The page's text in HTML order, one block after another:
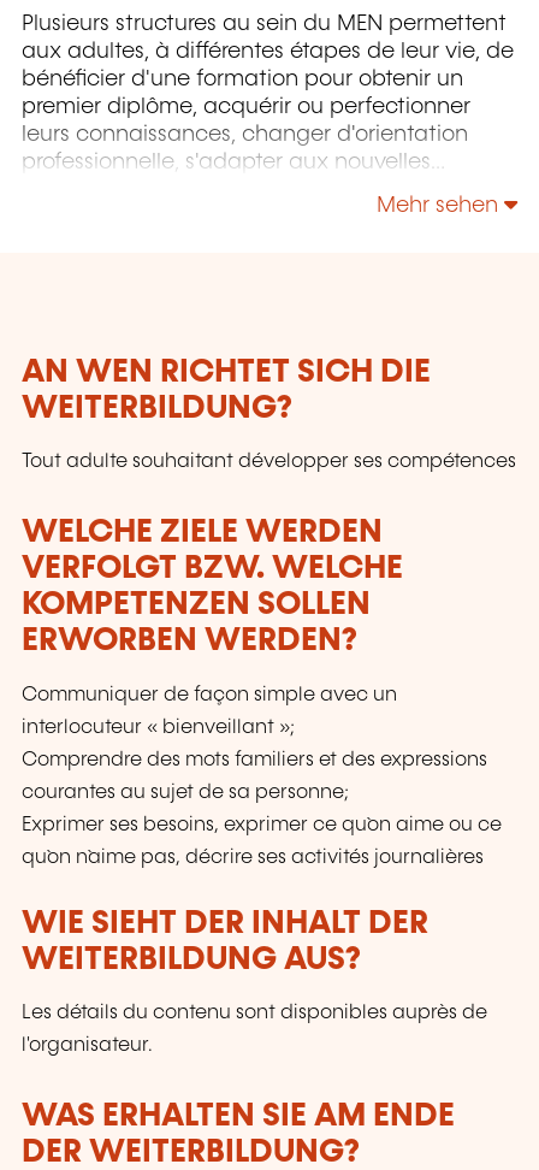
Plusieurs structures au sein du MEN permettent
aux adultes, à différentes étapes de leur vie, de
bénéficier d'une formation pour obtenir un
premier diplôme, acquérir ou perfectionner
leurs connaissances, changer d'orientation
professionnelle, s'adapter aux nouvelles
technologies, enrichir leur culture personnelle...
Mehr sehen
AN WEN RICHTET SICH DIE
WEITERBILDUNG?
Tout adulte souhaitant développer ses compétences
WELCHE ZIELE WERDEN
VERFOLGT BZW. WELCHE
KOMPETENZEN SOLLEN
ERWORBEN WERDEN?
Communiquer de façon simple avec un
interlocuteur « bienveillant »;
Comprendre des mots familiers et des expressions
courantes au sujet de sa personne;
Exprimer ses besoins, exprimer ce qu`on aime ou ce
qu`on n`aime pas, décrire ses activités journalières
WIE SIEHT DER INHALT DER
WEITERBILDUNG AUS?
Les détails du contenu sont disponibles auprès de
l'organisateur.
WAS ERHALTEN SIE AM ENDE
DER WEITERBILDUNG?